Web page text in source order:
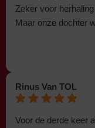
Zeker voor
Maar onze dochter
Rinus Van TOL
Voor de derde keer